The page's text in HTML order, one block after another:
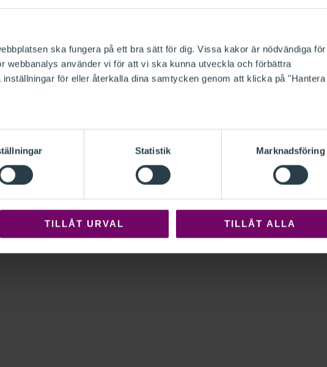
ska fungera på ett bra sätt för dig. Vissa kakor är nödvändiga
webbanalys använder vi för att vi ska kunna utveckla och förbättra
för eller återkalla dina samtycken genom att klicka på "Hantera
Statistik Marknadsföring
TILLÅT URVAL TILLÅT ALLA